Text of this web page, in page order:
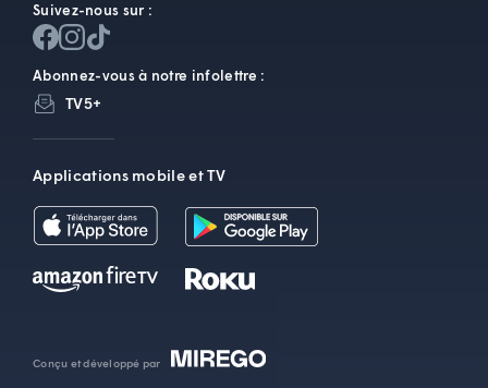
Suivez-nous sur :
Abonnez-vous à notre infolettre :
TV5+
Applications mobile et TV
Conçu et développé par